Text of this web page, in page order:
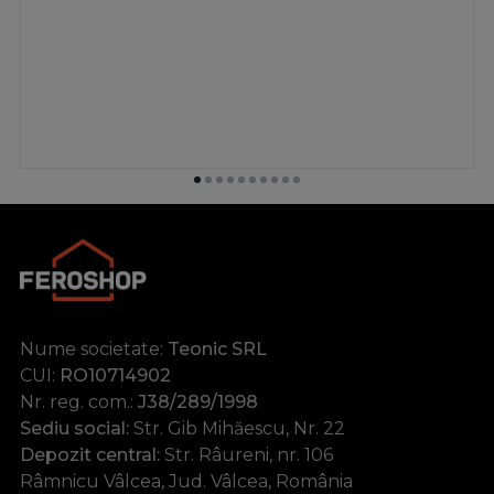
modele sunt usor de reprodus cu propriile maini, daca
exista materiale si instrumente potrivite. Este destul de
lemn sau un design pe picioare metalice cu rafturi din
lemn. Forma rafturilor poate fi complet diferita, ceea
ce iti va permite sa le pui in cele mai ascunse sau,
un raft compact cu un numar diferit de rafturi sau un
design uniform, cu celule diferite. Rafturile pot fi
standard dreptunghiulare sau, de exemplu,
triunghiulare (acestea sunt, de obicei, plasate sub scari
in casa sau in pod, unde plafoanele sunt inclinate).
Nume societate: Teonic SRL
CUI: RO10714902
Nr. reg. com.: J38/289/1998
Sediu social: Str. Gib Mihăescu, Nr. 22
Depozit central: Str. Râureni, nr. 106
Râmnicu Vâlcea, Jud. Vâlcea, România